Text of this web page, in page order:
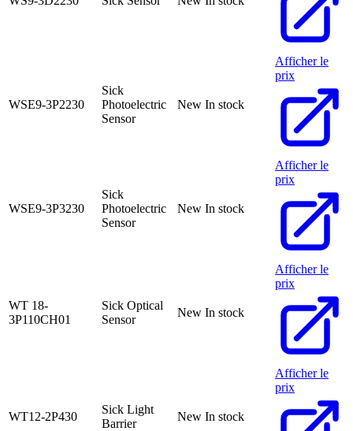
WSE9-3P2230
Sick
Photoelectric
Sensor
New In stock
Afficher le
prix
WSE9-3P3230
Sick
Photoelectric
Sensor
New In stock
Afficher le
prix
WT 18-
3P110CH01
Sick Optical
Sensor
New In stock
Afficher le
prix
WT12-2P430
Sick Light
Barrier
New In stock
Afficher le
prix